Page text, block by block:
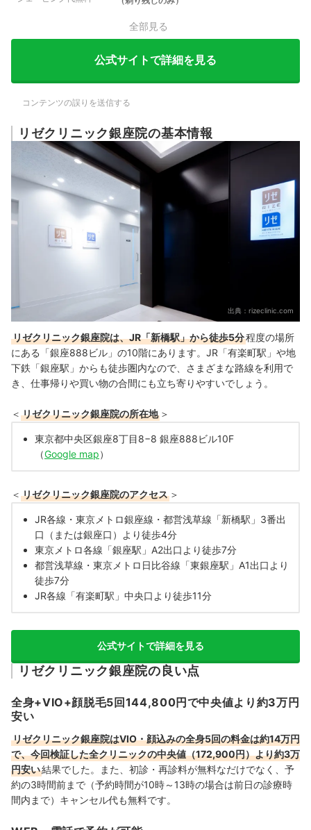
全部見る
公式サイトで詳細を見る
コンテンツの誤りを送信する
リゼクリニック銀座院の基本情報
出典： rizeclinic.com
リゼクリニック銀座院は、JR「新橋駅」から徒歩5分程度の場所
にある「銀座888ビル」の10階にあります。JR「有楽町駅」や地
下鉄「銀座駅」からも徒歩圏内なので、さまざまな路線を利用で
き、仕事帰りや買い物の合間にも立ち寄りやすいでしょう。
＜ リゼクリニック銀座院の所在地 ＞
東京都中央区銀座8丁目8−8 銀座888ビル10F
（Google map）
＜ リゼクリニック銀座院のアクセス ＞
JR各線・東京メトロ銀座線・都営浅草線「新橋駅」3番出
口（または銀座口）より徒歩4分
東京メトロ各線「銀座駅」A2出口より徒歩7分
都営浅草線・東京メトロ日比谷線「東銀座駅」A1出口より
徒歩7分
JR各線「有楽町駅」中央口より徒歩11分
公式サイトで詳細を見る
リゼクリニック銀座院の良い点
全身+VIO+顔脱毛5回144,800円で中央値より約3万円
安い
リゼクリニック銀座院はVIO・顔込みの全身5回の料金は約14万円
で、今回検証した全クリニックの中央値（172,900円）より約3万
円安い結果でした。また、初診・再診料が無料なだけでなく、予
約の3時間前まで（予約時間が10時～13時の場合は前日の診療時
間内まで）キャンセル代も無料です。